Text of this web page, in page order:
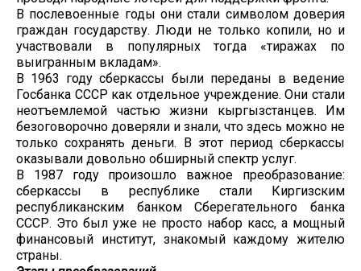
В послевоенные годы они стали символом доверия
граждан государству. Люди не только копили, но и
участвовали в популярных тогда «тиражах по
выигранным вкладам».
В 1963 году сберкассы были переданы в ведение
Госбанка СССР как отдельное учреждение. Они стали
неотъемлемой частью жизни кыргызстанцев. Им
безоговорочно доверяли и знали, что здесь можно не
только сохранять деньги. В этот период сберкассы
оказывали довольно обширный спектр услуг.
В 1987 году произошло важное преобразование:
сберкассы в республике стали Киргизским
республиканским банком Сберегательного банка
СССР. Это был уже не просто набор касс, а мощный
финансовый институт, знакомый каждому жителю
страны.